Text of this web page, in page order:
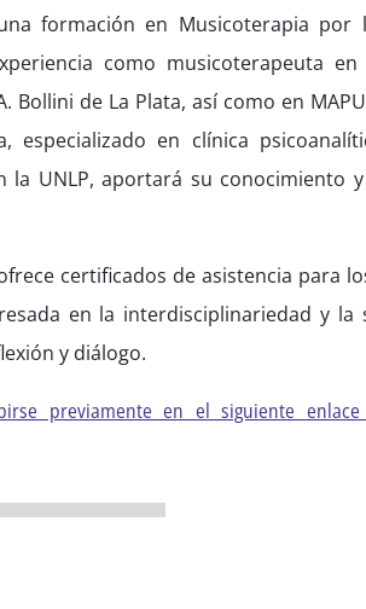
formación en Musicoterapia por
como musicoterapeuta
Bollini de La Plata, así como en
especializado en clínica
UNLP, aportará su conocimiento
certificados de asistencia para
en la interdisciplinariedad y la
y diálogo.
previamente en el siguiente